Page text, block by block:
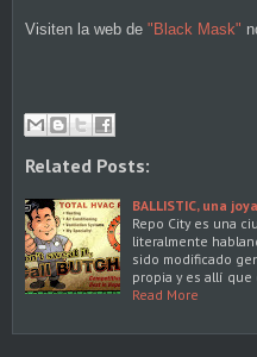
Visiten la web de "Black Mask"
Related Posts:
BALLISTIC, una
Repo City es una
literalmente
sido modificado
propia y es allí que
Read More